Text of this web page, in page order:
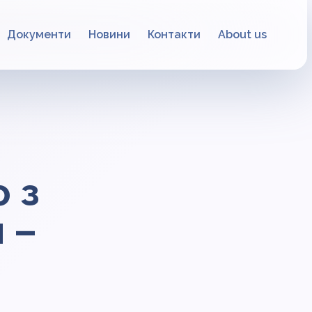
Документи Новини Контакти About us
з
–